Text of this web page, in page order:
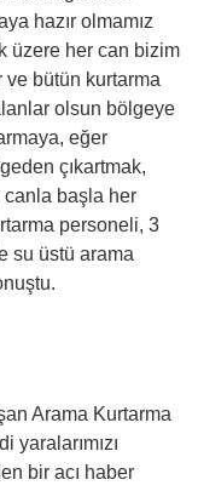
hazır olmamız
üzere her can bizim
ve bütün kurtarma
olsun bölgeye
eğer
çıkartmak,
başla her
personeli, 3
su üstü arama
Arama Kurtarma
yaralarımızı
bir acı haber